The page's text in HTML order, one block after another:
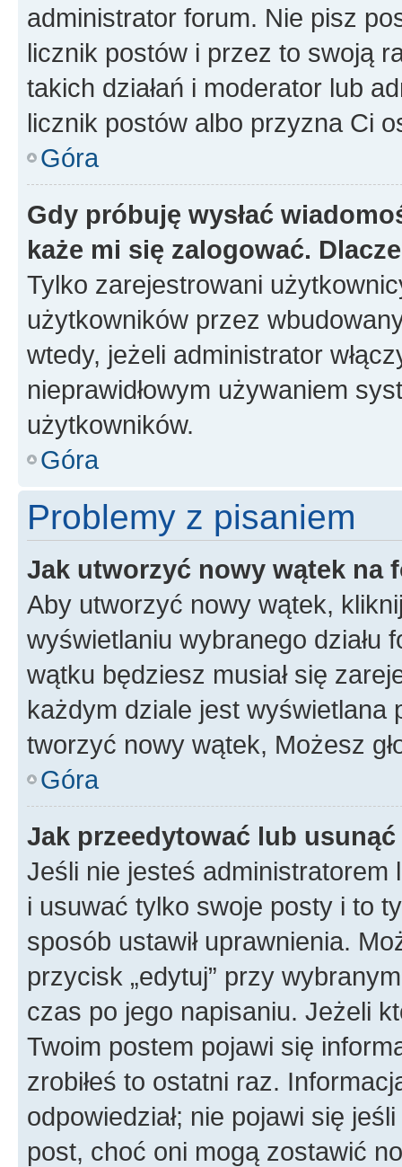
administrator forum. Nie pisz
licznik postów i przez to swoją
takich działań i moderator lub
licznik postów albo przyzna Ci
Góra
Gdy próbuję wysłać
każe mi się zalogować.
Tylko zarejestrowani
użytkowników przez
wtedy, jeżeli administrator
nieprawidłowym używaniem
użytkowników.
Góra
Problemy z pisaniem
Jak utworzyć nowy wątek na
Aby utworzyć nowy wątek,
wyświetlaniu wybranego działu
wątku będziesz musiał się
każdym dziale jest wyświetlana
tworzyć nowy wątek, Możesz
Góra
Jak przeedytować lub
Jeśli nie jesteś
i usuwać tylko swoje posty i to
sposób ustawił uprawnienia.
przycisk „edytuj” przy
czas po jego napisaniu. Jeżeli
Twoim postem pojawi się
zrobiłeś to ostatni raz.
odpowiedział; nie pojawi się
post, choć oni mogą zostawić